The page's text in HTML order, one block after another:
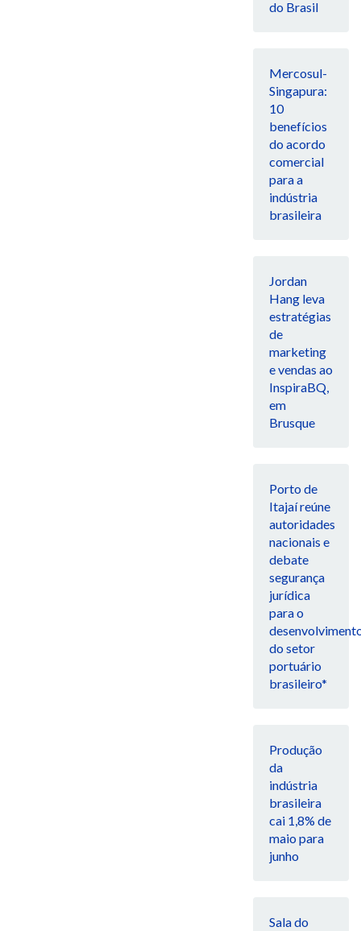
do Brasil
Mercosul-
Singapura:
10
benefícios
do acordo
comercial
para a
indústria
brasileira
Jordan
Hang leva
estratégias
de
marketing
e vendas ao
InspiraBQ,
em
Brusque
Porto de
Itajaí reúne
autoridades
nacionais e
debate
segurança
jurídica
para o
do setor
portuário
brasileiro*
Produção
da
indústria
brasileira
cai 1,8% de
maio para
junho
Sala do